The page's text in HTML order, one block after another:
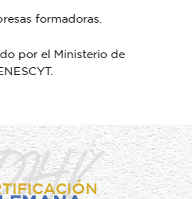
formadoras.
por el Ministerio de